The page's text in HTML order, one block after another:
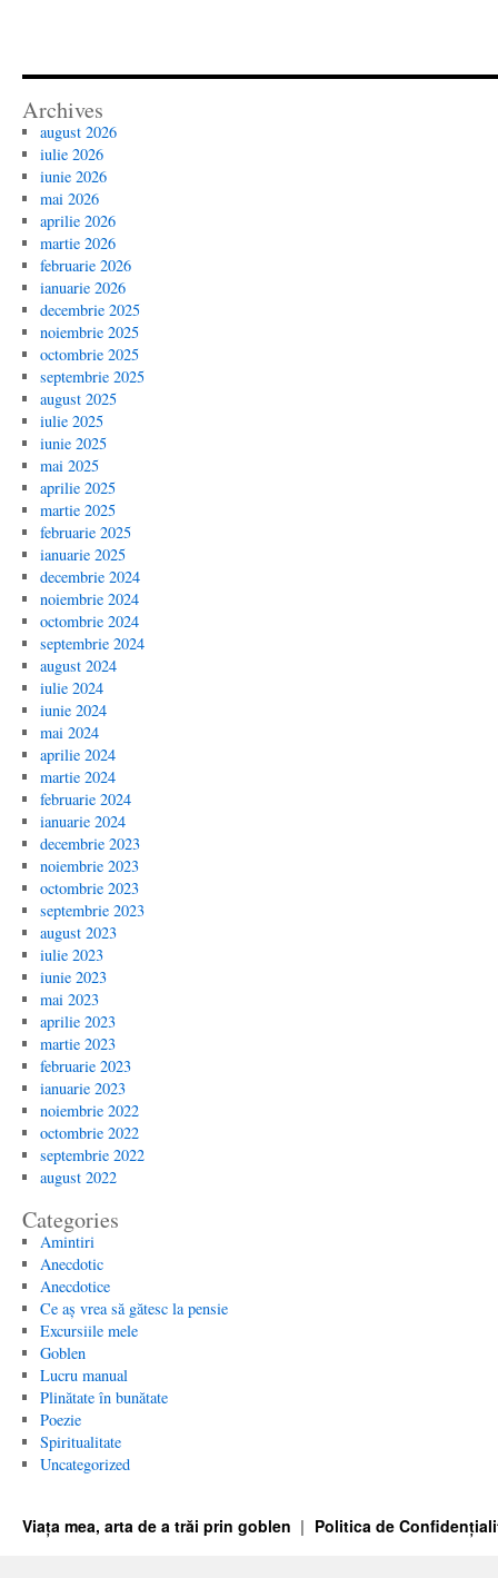
Archives
august 2026
iulie 2026
iunie 2026
mai 2026
aprilie 2026
martie 2026
februarie 2026
ianuarie 2026
decembrie 2025
noiembrie 2025
octombrie 2025
septembrie 2025
august 2025
iulie 2025
iunie 2025
mai 2025
aprilie 2025
martie 2025
februarie 2025
ianuarie 2025
decembrie 2024
noiembrie 2024
octombrie 2024
septembrie 2024
august 2024
iulie 2024
iunie 2024
mai 2024
aprilie 2024
martie 2024
februarie 2024
ianuarie 2024
decembrie 2023
noiembrie 2023
octombrie 2023
septembrie 2023
august 2023
iulie 2023
iunie 2023
mai 2023
aprilie 2023
martie 2023
februarie 2023
ianuarie 2023
noiembrie 2022
octombrie 2022
septembrie 2022
august 2022
Categories
Amintiri
Anecdotic
Anecdotice
Ce aș vrea să gătesc la pensie
Excursiile mele
Goblen
Lucru manual
Plinătate în bunătate
Poezie
Spiritualitate
Uncategorized
Viața mea, arta de a trăi prin goblen Politica de